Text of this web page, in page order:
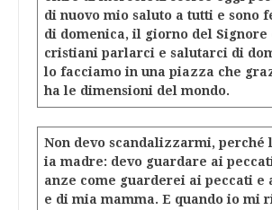
di nuovo mio saluto a tutti e sono
di domenica, il giorno del Signore
cristiani parlarci e salutarci di
lo facciamo in una piazza che
ha le dimensioni del mondo.
Non devo scandalizzarmi, perché
ia madre: devo guardare ai
anze come guarderei ai peccati e
e di mia mamma. E quando io mi